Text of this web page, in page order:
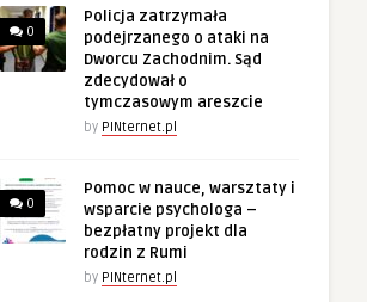
0
Policja zatrzymała
podejrzanego o ataki na
Dworcu Zachodnim. Sąd
zdecydował o
tymczasowym areszcie
by PINternet.pl
0
Pomoc w nauce, warsztaty i
wsparcie psychologa –
bezpłatny projekt dla
rodzin z Rumi
by PINternet.pl